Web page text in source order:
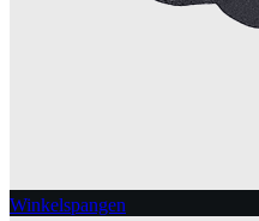
Winkelspangen